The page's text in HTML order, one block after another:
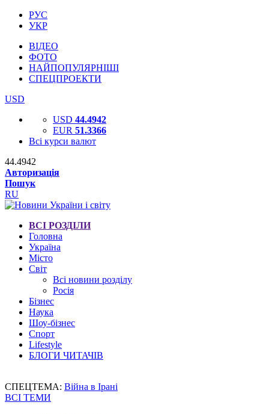
РУС
УКР
ВІДЕО
ФОТО
НАЙПОПУЛЯРНІШІ
СПЕЦПРОЕКТИ
USD
USD 44.4942
EUR 51.3366
Всі курси валют
44.4942
Авторизація
Пошук
RU
ВСІ РОЗДІЛИ
Головна
Україна
Місто
Світ
Всі новини розділу
Росія
Бізнес
Наука
Шоу-бізнес
Спорт
Lifestyle
БЛОГИ ЧИТАЧІВ
СПЕЦТЕМА: Війна в Ірані
ВСІ ТЕМИ